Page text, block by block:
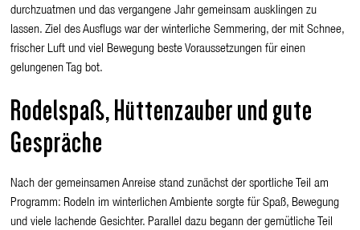
durchzuatmen und das vergangene Jahr gemeinsam ausklingen zu
lassen. Ziel des Ausflugs war der winterliche Semmering, der mit Schnee,
frischer Luft und viel Bewegung beste Voraussetzungen für einen
gelungenen Tag bot.
Rodelspaß, Hüttenzauber und gute
Gespräche
Nach der gemeinsamen Anreise stand zunächst der sportliche Teil am
Programm: Rodeln im winterlichen Ambiente sorgte für Spaß, Bewegung
und viele lachende Gesichter. Parallel dazu begann der gemütliche Teil